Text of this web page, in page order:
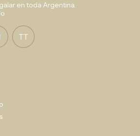
en toda Argentina.